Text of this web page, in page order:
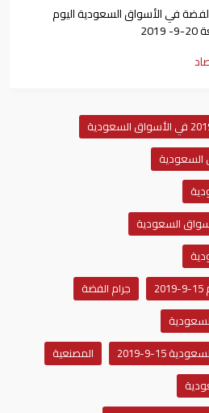
في الأسواق السعودية اليوم
جرام الفضة
15-9-2019
المصنعية